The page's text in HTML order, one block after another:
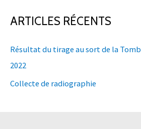
h
r
c
h
ARTICLES RÉCENTS
Résultat du tirage au sort de la
2022
Collecte de radiographie